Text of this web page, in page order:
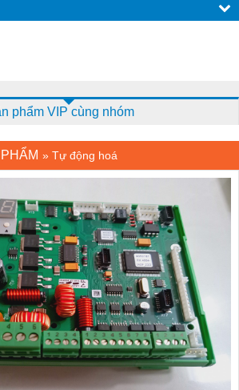
phẩm VIP cùng nhóm
» Tự động hoá